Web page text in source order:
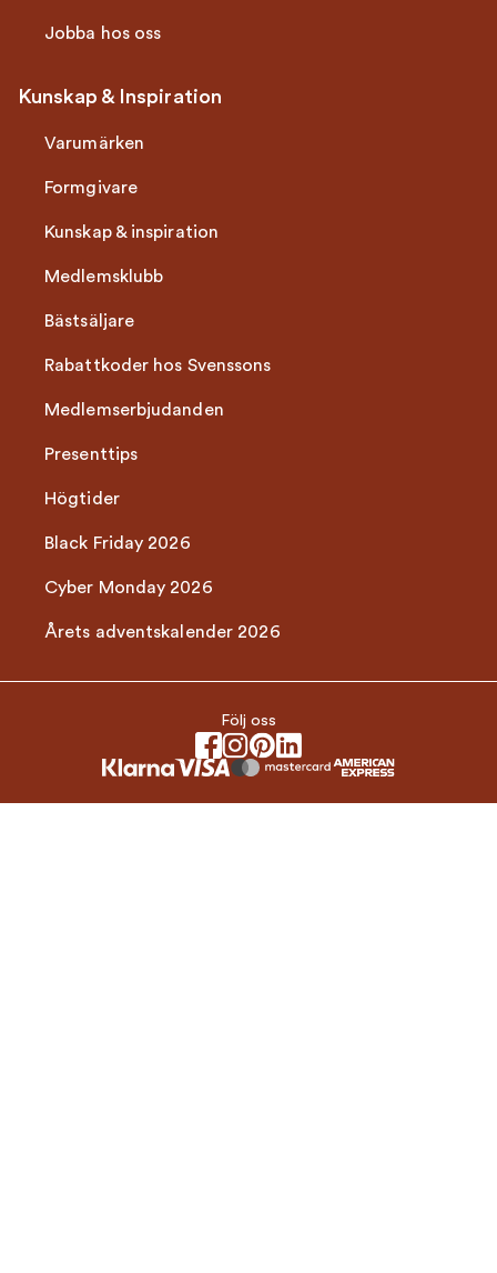
Jobba hos oss
Kunskap & Inspiration
Varumärken
Formgivare
Kunskap & inspiration
Medlemsklubb
Bästsäljare
Rabattkoder hos Svenssons
Medlemserbjudanden
Presenttips
Högtider
Black Friday 2026
Cyber Monday 2026
Årets adventskalender 2026
Följ oss